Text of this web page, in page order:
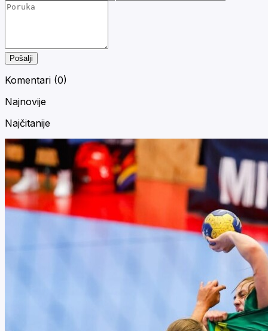
Pošalji
Komentari (0)
Najnovije
Najčitanije